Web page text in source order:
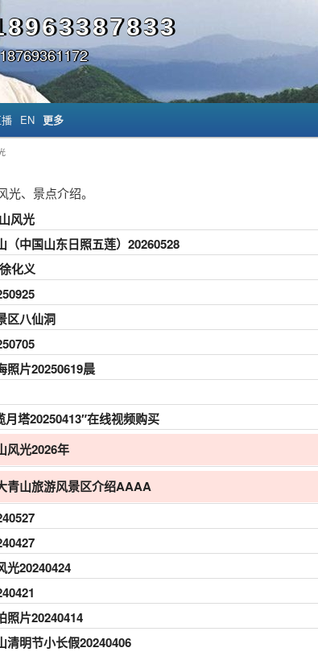
EN 更多
、景点介绍。
风光
（中国山东日照五莲）20260528
化义
区八仙洞
照片20250619晨
月塔20250413″在线视频购买
风光2026年
青山旅游风景区介绍AAAA
光20240424
照片20240414
清明节小长假20240406